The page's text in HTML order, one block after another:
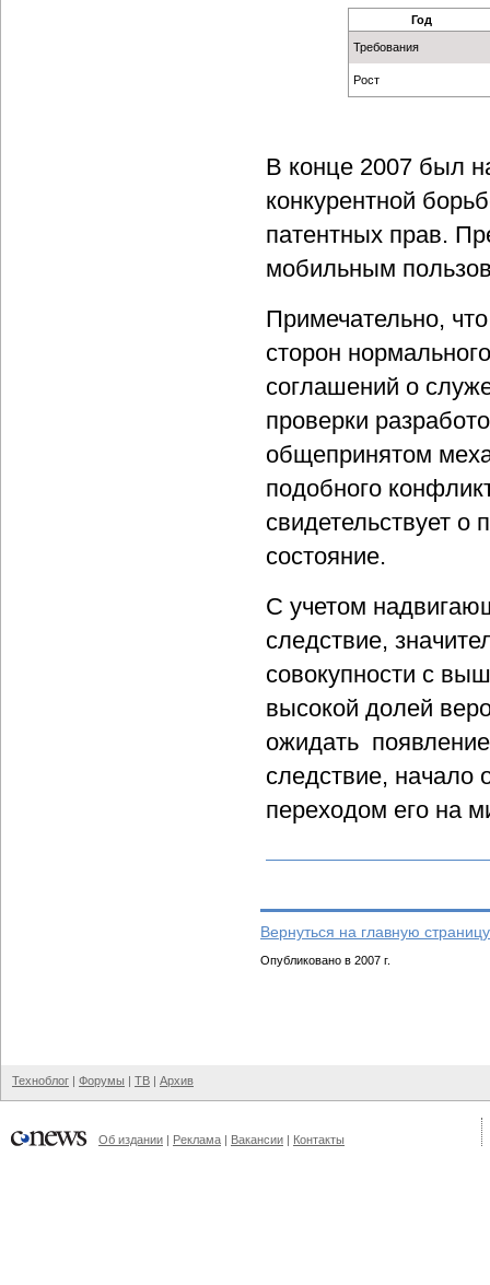
Год
Требования
Рост
В конце 2007 был
конкурентной
патентных прав.
мобильным
Примечательно,
сторон
соглашений о
проверки
общепринятом
подобного
свидетельствует о
состояние.
С учетом
следствие,
совокупности с
высокой долей
ожидать
следствие,
переходом его на
Вернуться на главную
Опубликовано в 2007 г.
Техноблог | Форумы | ТВ | Архив
Об издании | Реклама | Вакансии | Контакты